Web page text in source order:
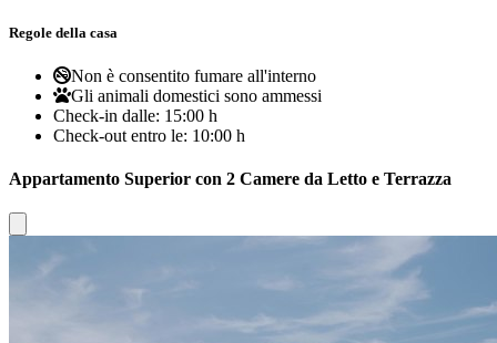
Regole della casa
Non è consentito fumare all'interno
Gli animali domestici sono ammessi
Check-in dalle: 15:00 h
Check-out entro le: 10:00 h
Appartamento Superior con 2 Camere da Letto e Terrazza
Close modal